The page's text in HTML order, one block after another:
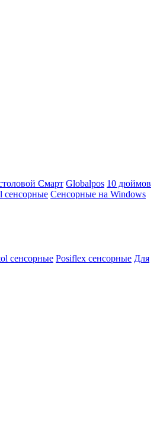
Смарт Globalpos 10 дюймов
сенсорные Сенсорные на Windows
сенсорные Posiflex сенсорные Для